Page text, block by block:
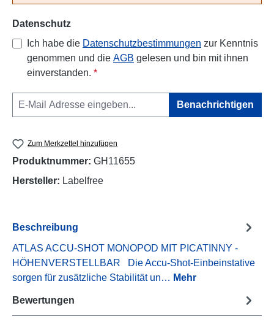
Datenschutz
Ich habe die Datenschutzbestimmungen zur Kenntnis
genommen und die AGB gelesen und bin mit ihnen
einverstanden. *
Benachrichtigen
Zum Merkzettel hinzufügen
Produktnummer: GH11655
Hersteller: Labelfree
Beschreibung
ATLAS ACCU-SHOT MONOPOD MIT PICATINNY -
HÖHENVERSTELLBAR Die Accu-Shot-Einbeinstative
sorgen für zusätzliche Stabilität un… Mehr
Bewertungen